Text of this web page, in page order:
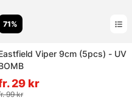
71%
Viper 9cm (5pcs) - UV
29 kr
99 kr